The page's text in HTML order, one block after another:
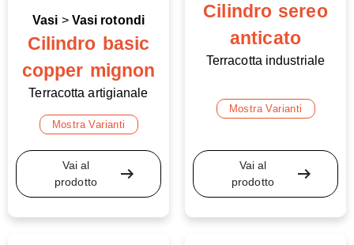
Vasi > Vasi rotondi
Cilindro basic
copper mignon
Terracotta artigianale
Mostra Varianti
Vai al
prodotto
arrow_right_alt
Cilindro sereo
anticato
Terracotta industriale
Mostra Varianti
Vai al
prodotto
arrow_right_alt